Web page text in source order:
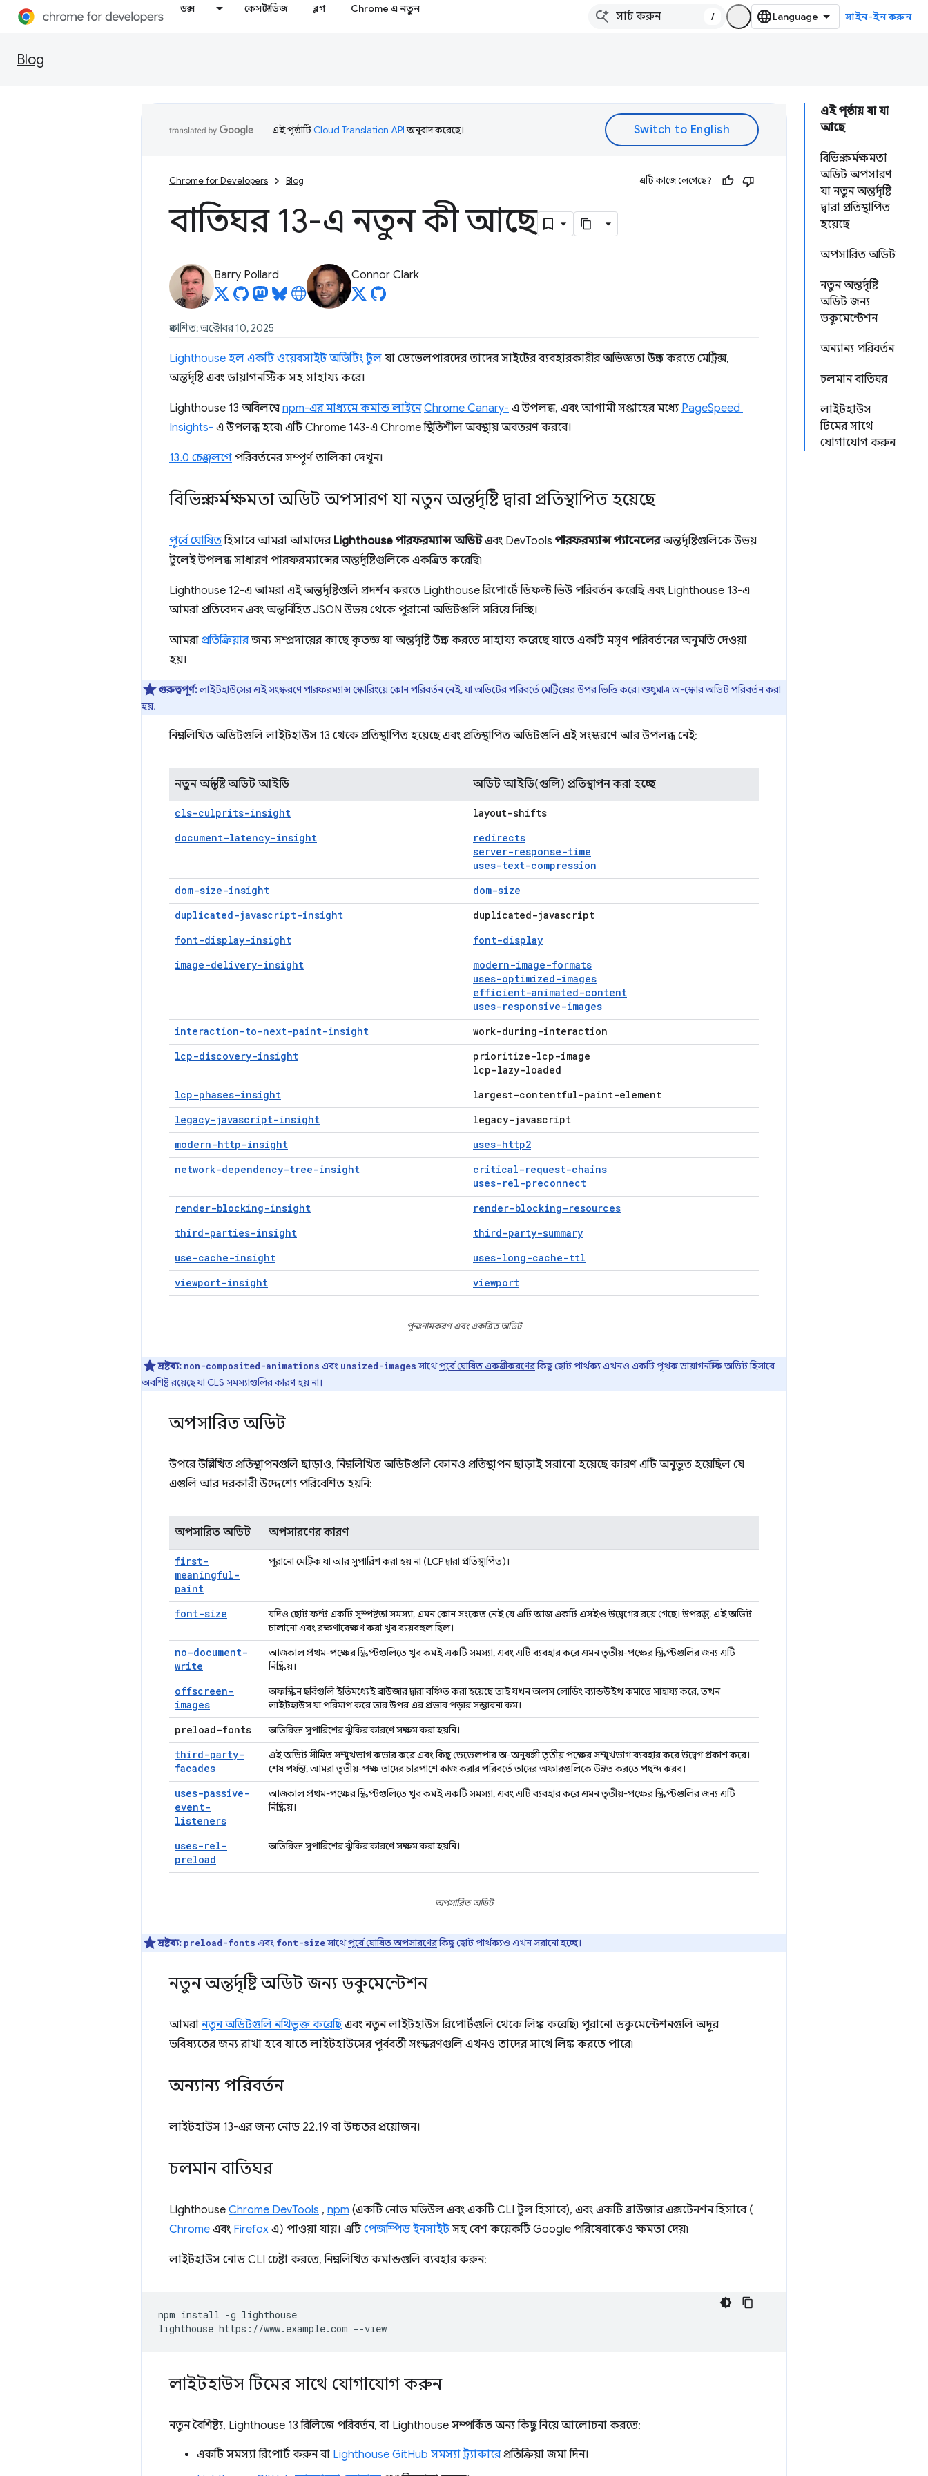
ডক্স কেস স্টাডিজ ব্লগ Chrome এ নতুন
/ সাইন-ইন করুন
Blog
এই পৃষ্ঠায় যা যা
আছে
বিভিন্ন কর্মক্ষমতা
অডিট অপসারণ
যা নতুন অন্তর্দৃষ্টি
দ্বারা প্রতিস্থাপিত
হয়েছে
অপসারিত অডিট
নতুন অন্তর্দৃষ্টি
অডিট জন্য
ডকুমেন্টেশন
অন্যান্য পরিবর্তন
চলমান বাতিঘর
লাইটহাউস
টিমের সাথে
যোগাযোগ করুন
এই পৃষ্ঠাটিCloud Translation APIঅনুবাদ করেছে।
Chrome for Developers Blog এটি কাজে লেগেছে?
বাতিঘর 13-এ নতুন কী আছে
Barry Pollard Connor Clark
প্রকাশিত: অক্টোবর 10, 2025
Lighthouse হল একটি ওয়েবসাইট অডিটিং টুল যা ডেভেলপারদের তাদের সাইটের ব্যবহারকারীর অভিজ্ঞতা উন্নত করতে মেট্রিক্স,
অন্তর্দৃষ্টি এবং ডায়াগনস্টিক সহ সাহায্য করে।
Lighthouse 13 অবিলম্বেnpm-এর মাধ্যমে কমান্ড লাইনে Chrome Canary- এ উপলব্ধ, এবং আগামী সপ্তাহের মধ্যে PageSpeed ​​
Insights- এ উপলব্ধ হবে৷ এটি Chrome 143-এ Chrome স্থিতিশীল অবস্থায় অবতরণ করবে।
13.0 চেঞ্জলগে পরিবর্তনের সম্পূর্ণ তালিকা দেখুন।
বিভিন্ন কর্মক্ষমতা অডিট অপসারণ যা নতুন অন্তর্দৃষ্টি দ্বারা প্রতিস্থাপিত হয়েছে
পূর্বে ঘোষিতহিসাবে আমরা আমাদের Lighthouse পারফরম্যান্স অডিটএবং DevTools পারফরম্যান্স প্যানেলেরঅন্তর্দৃষ্টিগুলিকে উভয়
টুলেই উপলব্ধ সাধারণ পারফরম্যান্সের অন্তর্দৃষ্টিগুলিকে একত্রিত করেছি৷
Lighthouse 12-এ আমরা এই অন্তর্দৃষ্টিগুলি প্রদর্শন করতে Lighthouse রিপোর্টে ডিফল্ট ভিউ পরিবর্তন করেছি এবং Lighthouse 13-এ
আমরা প্রতিবেদন এবং অন্তর্নিহিত JSON উভয় থেকে পুরানো অডিটগুলি সরিয়ে দিচ্ছি।
আমরা প্রতিক্রিয়ারজন্য সম্প্রদায়ের কাছে কৃতজ্ঞ যা অন্তর্দৃষ্টি উন্নত করতে সাহায্য করেছে যাতে একটি মসৃণ পরিবর্তনের অনুমতি দেওয়া
হয়।
গুরুত্বপূর্ণ:লাইটহাউসের এই সংস্করণেপারফরম্যান্স স্কোরিংয়েকোন পরিবর্তন নেই, যা অডিটের পরিবর্তে মেট্রিক্সের উপর ভিত্তি করে। শুধুমাত্র অ-স্কোর অডিট পরিবর্তন করা
হয়.
নিম্নলিখিত অডিটগুলি লাইটহাউস 13 থেকে প্রতিস্থাপিত হয়েছে এবং প্রতিস্থাপিত অডিটগুলি এই সংস্করণে আর উপলব্ধ নেই:
নতুন অন্তর্দৃষ্টি অডিট আইডি অডিট আইডি(গুলি) প্রতিস্থাপন করা হচ্ছে
cls-culprits-insight
layout-shifts
document-latency-insight
redirects
server-response-time
uses-text-compression
dom-size-insight
dom-size
duplicated-javascript-insight
duplicated-javascript
font-display-insight
font-display
image-delivery-insight
modern-image-formats
uses-optimized-images
efficient-animated-content
uses-responsive-images
interaction-to-next-paint-insight
work-during-interaction
lcp-discovery-insight
prioritize-lcp-image
lcp-lazy-loaded
lcp-phases-insight
largest-contentful-paint-element
legacy-javascript-insight
legacy-javascript
modern-http-insight
uses-http2
network-dependency-tree-insight
critical-request-chains
uses-rel-preconnect
render-blocking-insight
render-blocking-resources
third-parties-insight
third-party-summary
use-cache-insight
uses-long-cache-ttl
viewport-insight
viewport
পুনঃনামকরণ এবং একত্রিত অডিট
দ্রষ্টব্য: non-composited-animations এবং unsized-images সাথেপূর্বে ঘোষিত একত্রীকরণেরকিছু ছোট পার্থক্য এখনও একটি পৃথক ডায়াগনস্টিক অডিট হিসাবে
অবশিষ্ট রয়েছে যা CLS সমস্যাগুলির কারণ হয় না।
অপসারিত অডিট
উপরে উল্লিখিত প্রতিস্থাপনগুলি ছাড়াও, নিম্নলিখিত অডিটগুলি কোনও প্রতিস্থাপন ছাড়াই সরানো হয়েছে কারণ এটি অনুভূত হয়েছিল যে
এগুলি আর দরকারী উদ্দেশ্যে পরিবেশিত হয়নি:
অপসারিত অডিট অপসারণের কারণ
first-
meaningful-
paint
পুরানো মেট্রিক যা আর সুপারিশ করা হয় না (LCP দ্বারা প্রতিস্থাপিত)।
font-size
যদিও ছোট ফন্ট একটি সুস্পষ্টতা সমস্যা, এমন কোন সংকেত নেই যে এটি আজ একটি এসইও উদ্বেগের রয়ে গেছে। উপরন্তু, এই অডিট
চালানো এবং রক্ষণাবেক্ষণ করা খুব ব্যয়বহুল ছিল।
no-document-
write
আজকাল প্রথম-পক্ষের স্ক্রিপ্টগুলিতে খুব কমই একটি সমস্যা, এবং এটি ব্যবহার করে এমন তৃতীয়-পক্ষের স্ক্রিপ্টগুলির জন্য এটি
নিষ্ক্রিয়।
offscreen-
images
অফস্ক্রিন ছবিগুলি ইতিমধ্যেই ব্রাউজার দ্বারা বঞ্চিত করা হয়েছে তাই যখন অলস লোডিং ব্যান্ডউইথ কমাতে সাহায্য করে, তখন
লাইটহাউস যা পরিমাপ করে তার উপর এর প্রভাব পড়ার সম্ভাবনা কম।
preload-fonts অতিরিক্ত সুপারিশের ঝুঁকির কারণে সক্ষম করা হয়নি।
third-party-
facades
এই অডিট সীমিত সম্মুখভাগ কভার করে এবং কিছু ডেভেলপার অ-অনুষঙ্গী তৃতীয় পক্ষের সম্মুখভাগ ব্যবহার করে উদ্বেগ প্রকাশ করে।
শেষ পর্যন্ত, আমরা তৃতীয়-পক্ষ তাদের চারপাশে কাজ করার পরিবর্তে তাদের অফারগুলিকে উন্নত করতে পছন্দ করব।
uses-passive-
event-
listeners
আজকাল প্রথম-পক্ষের স্ক্রিপ্টগুলিতে খুব কমই একটি সমস্যা, এবং এটি ব্যবহার করে এমন তৃতীয়-পক্ষের স্ক্রিপ্টগুলির জন্য এটি
নিষ্ক্রিয়।
uses-rel-
preload
অতিরিক্ত সুপারিশের ঝুঁকির কারণে সক্ষম করা হয়নি।
অপসারিত অডিট
দ্রষ্টব্য: preload-fonts এবং font-sizeসাথেপূর্বে ঘোষিত অপসারণেরকিছু ছোট পার্থক্যও এখন সরানো হচ্ছে।
নতুন অন্তর্দৃষ্টি অডিট জন্য ডকুমেন্টেশন
আমরা নতুন অডিটগুলি নথিভুক্ত করেছিএবং নতুন লাইটহাউস রিপোর্টগুলি থেকে লিঙ্ক করেছি৷ পুরানো ডকুমেন্টেশনগুলি অদূর
ভবিষ্যতের জন্য রাখা হবে যাতে লাইটহাউসের পূর্ববর্তী সংস্করণগুলি এখনও তাদের সাথে লিঙ্ক করতে পারে৷
অন্যান্য পরিবর্তন
লাইটহাউস 13-এর জন্য নোড 22.19 বা উচ্চতর প্রয়োজন।
চলমান বাতিঘর
Lighthouse Chrome DevTools , npm (একটি নোড মডিউল এবং একটি CLI টুল হিসাবে), এবং একটি ব্রাউজার এক্সটেনশন হিসাবে (
Chrome এবং Firefox এ) পাওয়া যায়। এটিপেজস্পিড ইনসাইটসহ বেশ কয়েকটি Google পরিষেবাকেও ক্ষমতা দেয়৷
লাইটহাউস নোড CLI চেষ্টা করতে, নিম্নলিখিত কমান্ডগুলি ব্যবহার করুন:
npm install -g lighthouse
লাইটহাউস টিমের সাথে যোগাযোগ করুন
নতুন বৈশিষ্ট্য, Lighthouse 13 রিলিজে পরিবর্তন, বা Lighthouse সম্পর্কিত অন্য কিছু নিয়ে আলোচনা করতে:
একটি সমস্যা রিপোর্ট করুন বা Lighthouse GitHub সমস্যা ট্র্যাকারেপ্রতিক্রিয়া জমা দিন।